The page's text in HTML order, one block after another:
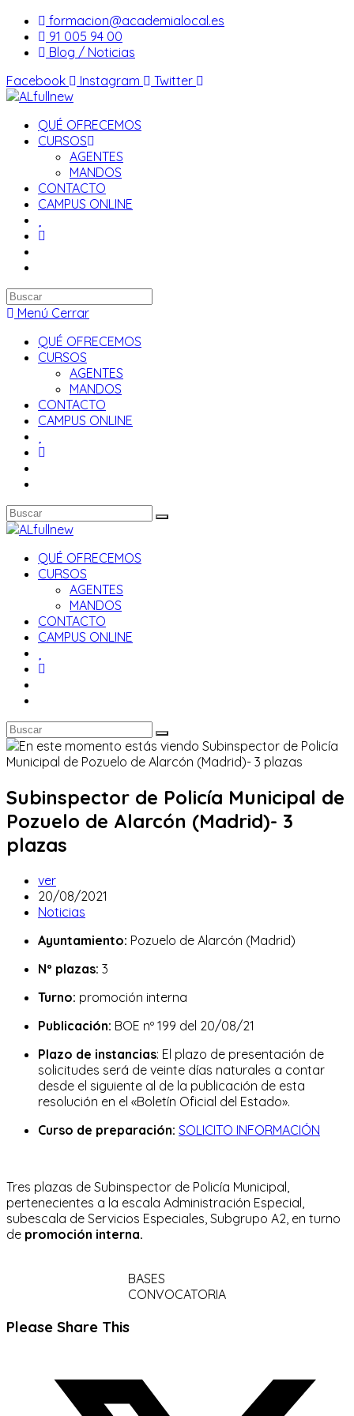
Saltar
contenido
formacion@academialocal.es
91 005 94 00
Blog / Noticias
Facebook
Instagram Twitter
QUÉ OFRECEMOS
CURSOS
AGENTES
MANDOS
CONTACTO
CAMPUS ONLINE
Buscar
en
web
Menú Cerrar
QUÉ OFRECEMOS
CURSOS
AGENTES
MANDOS
CONTACTO
CAMPUS ONLINE
QUÉ OFRECEMOS
CURSOS
AGENTES
MANDOS
CONTACTO
CAMPUS ONLINE
Subinspector de Policía Municipal de
Pozuelo de Alarcón (Madrid)- 3
plazas
Autor
de
la
ver
Publicación
de
entrada:
20/08/2021
Categoría
la
Noticias
Ayuntamiento: Pozuelo de Alarcón (Madrid)
Nº plazas: 3
Turno: promoción interna
Publicación: BOE nº 199 del 20/08/21
Plazo de instancias: El plazo de presentación de
solicitudes será de veinte días naturales a contar
desde el siguiente al de la publicación de esta
resolución en el «Boletín Oficial del Estado».
Curso de preparación: SOLICITO INFORMACIÓN
Tres plazas de Subinspector de Policía Municipal,
pertenecientes a la escala Administración Especial,
subescala de Servicios Especiales, Subgrupo A2, en turno
de promoción interna.
BASES
CONVOCATORIA
Please Share ThisCompartir